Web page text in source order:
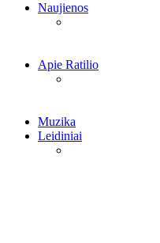
Naujienos
Apie Ratilio
Muzika
Leidiniai